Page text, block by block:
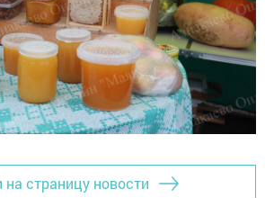
на страницу новости